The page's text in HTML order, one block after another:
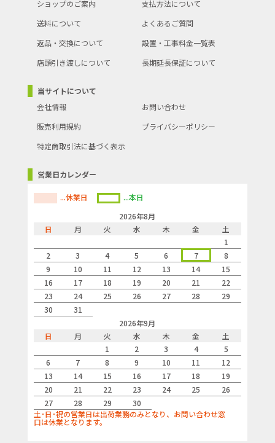
ショップのご案内
支払方法について
送料について
よくあるご質問
返品・交換について
設置・工事料金一覧表
店頭引き渡しについて
長期延長保証について
当サイトについて
会社情報
お問い合わせ
販売利用規約
プライバシーポリシー
特定商取引法に基づく表示
営業日カレンダー
...休業日
...本日
2026年8月
日
月 火 水 木 金
土
1
2
3 4 5 6 7
8
9
10 11 12 13 14
15
16
17 18 19 20 21
22
23
24 25 26 27 28
29
30
31
2026年9月
日
月 火 水 木 金
土
1
2 3 4
5
6
7 8 9 10 11
12
13
14 15 16 17 18
19
20
21 22 23 24 25
26
27
28 29
30
土･日･祝の営業日は出荷業務のみとなり、お問い合わせ窓
口は休業となります。